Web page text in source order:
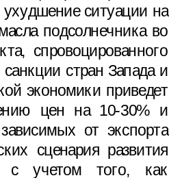
ухудшение ситуации на
подсолнечника во
спровоцированного
стран Запада и
экономики приведет
цен на 10-30% и
от экспорта
сценария развития
с   учетом   того,   как